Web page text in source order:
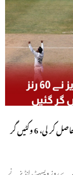
پاکستان کے خلاف ویسٹ انڈیز نے 60 رنز کی برتری حاصل کر لی، 6 وکٹیں گر
روز ویسٹ انڈیز نے